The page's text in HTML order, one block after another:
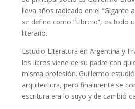
lleva años radicado en el “Gigante
se define como “Librero”, es todo
literario.
Estudio Literatura en Argentina y
los libros viene de su padre con
misma profesión. Guillermo
arquitectura, pero finalmente se
escritura era lo suyo y de cambió